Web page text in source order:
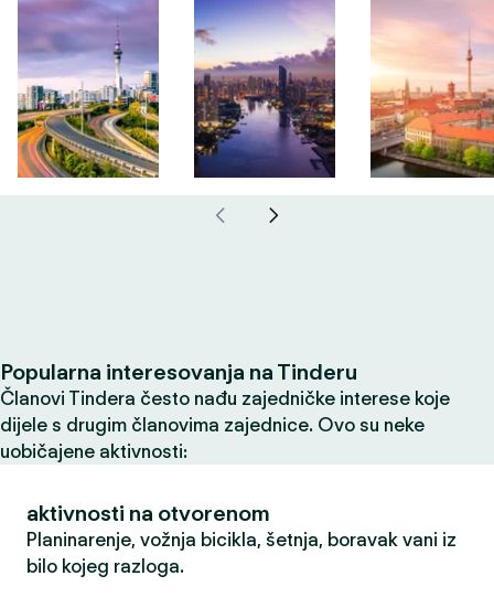
Popularna interesovanja na Tinderu
Članovi Tindera često nađu zajedničke interese koje
dijele s drugim članovima zajednice. Ovo su neke
uobičajene aktivnosti:
aktivnosti na otvorenom
Planinarenje, vožnja bicikla, šetnja, boravak vani iz
bilo kojeg razloga.